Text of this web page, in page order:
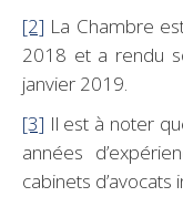
[2] La Chambre
2018 et a rendu
janvier 2019.
[3] Il est à noter
années
cabinets d’avocats